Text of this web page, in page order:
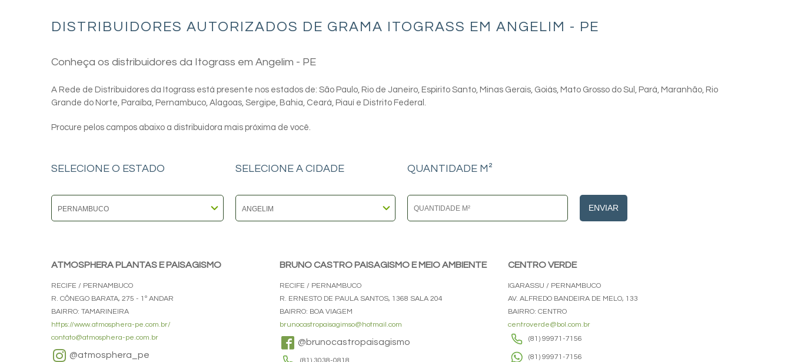
DISTRIBUIDORES AUTORIZADOS DE GRAMA ITOGRASS EM ANGELIM - PE
Conheça os distribuidores da Itograss em Angelim - PE
A Rede de Distribuidores da Itograss está presente nos estados de: São Paulo, Rio de Janeiro, Espirito Santo, Minas Gerais, Goiás, Mato Grosso do Sul, Pará, Maranhão, Rio
Grande do Norte, Paraíba, Pernambuco, Alagoas, Sergipe, Bahia, Ceará, Piauí e Distrito Federal.
Procure pelos campos abaixo a distribuidora mais próxima de você.
SELECIONE O ESTADO SELECIONE A CIDADE QUANTIDADE M²
ENVIAR
ATMOSPHERA PLANTAS E PAISAGISMO
RECIFE / PERNAMBUCO
R. CÔNEGO BARATA, 275 - 1º ANDAR
BAIRRO: TAMARINEIRA
https://www.atmosphera-pe.com.br/
contato@atmosphera-pe.com.br
@atmosphera_pe
BRUNO CASTRO PAISAGISMO E MEIO AMBIENTE
RECIFE / PERNAMBUCO
R. ERNESTO DE PAULA SANTOS, 1368 SALA 204
BAIRRO: BOA VIAGEM
brunocastropaisagimso@hotmail.com
@brunocastropaisagismo
CENTRO VERDE
IGARASSU / PERNAMBUCO
AV. ALFREDO BANDEIRA DE MELO, 133
BAIRRO: CENTRO
centroverde@bol.com.br
(81) 99971-7156
(81) 99971-7156